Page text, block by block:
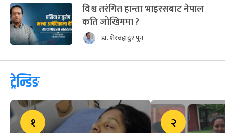
विश्व तरंगित हान्ता भाइरसबाट नेपाल
कति जोखिममा ?
डा. शेरबहादुर पुन
ट्रेन्डिङ
१ २